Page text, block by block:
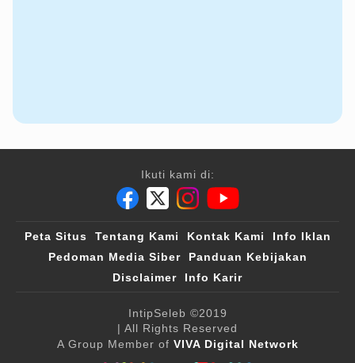
Ikuti kami di:
Peta Situs Tentang Kami Kontak Kami
Info Iklan
Pedoman Media Siber
Panduan Kebijakan
Disclaimer
Info Karir
IntipSeleb ©2019
| All Rights Reserved
A Group Member of VIVA Digital Network